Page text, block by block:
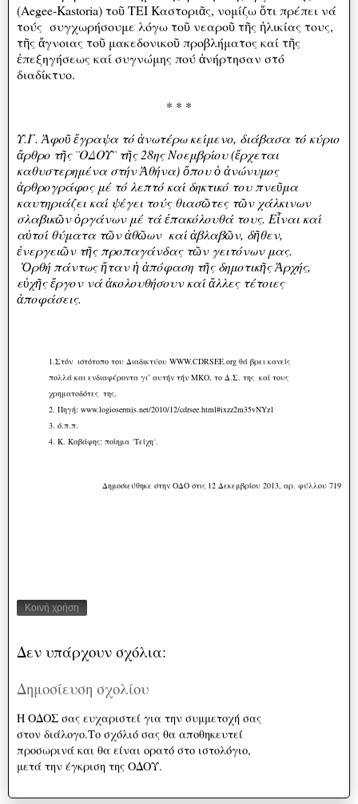
(Aegee-Kastoria) τοῦ ΤΕΙ Καστοριᾶς, νομίζω ὅτι πρέπει νά
τούς συγχωρήσουμε λόγω τοῦ νεαροῦ τῆς ἠλικίας τους,
τῆς ἄγνοιας τοῦ μακεδονικοῦ προβλήματος καί τῆς
ἐπεξηγήσεως καί συγνώμης πού ἀνήρτησαν στό
διαδίκτυο.
* * *
Υ.Γ. Ἀφοῦ ἔγραψα τό ἀνωτέρω κείμενο, διάβασα τό κύριο
ἄρθρο τῆς ¨ΟΔΟΥ¨ τῆς 28ης Νοεμβρίου (ἔρχεται
καθυστερημένα στήν Ἀθήνα) ὄπου ὁ ἀνώνυμος
ἀρθρογράφος μέ τό λεπτό καί δηκτικό του πνεῦμα
καυτηριάζει καί ψέγει τούς θιασῶτες τῶν χάλκινων
σλαβικῶν ὀργάνων μέ τά ἐπακόλουθά τους. Εἶναι καί
αὐτοί θύματα τῶν ἀθῶων καί ἀβλαβῶν, δῆθεν,
ἐνεργειῶν τῆς προπαγάνδας τῶν γειτόνων μας.
Ὁρθή πάντως ἤταν ἡ ἀπόφαση τῆς δημοτικῆς Ἀρχής,
εὐχῆς ἔργον νά ἀκολουθήσουν καί ἄλλες τέτοιες
ἀποφάσεις.
1.Στόν ιστότοπο του Διαδικτύου WWW.CDRSEE.org θά βρει κανείς
πολλά και ενδιαφέροντα γι’ αυτήν τήν ΜΚΟ, το Δ.Σ. της καί τους
χρηματοδότες της.
2. Πηγή: www.logiosermis.net/2010/12/cdrsee.html#ixzz2m35vNYz1
3. ό.π.π.
4. Κ. Καβάφης: ποίημα ¨Τείχη¨.
Δημοσιεύθηκε στην ΟΔΟ στις 12 Δεκεμβρίου 2013, αρ. φύλλου 719
Κοινή χρήση
Δεν υπάρχουν σχόλια:
Δημοσίευση σχολίου
Η ΟΔΟΣ σας ευχαριστεί για την συμμετοχή σας
στον διάλογο.Το σχόλιό σας θα αποθηκευτεί
προσωρινά και θα είναι ορατό στο ιστολόγιο,
μετά την έγκριση της ΟΔΟΥ.